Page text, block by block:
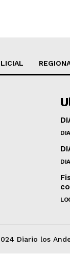
Diario los